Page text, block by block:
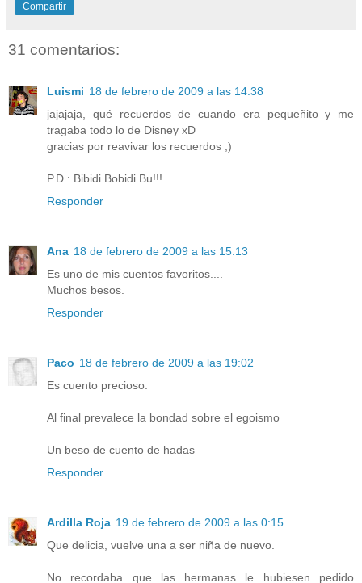
Compartir
31 comentarios:
Luismi 18 de febrero de 2009 a las 14:38
jajajaja, qué recuerdos de cuando era pequeñito y me
tragaba todo lo de Disney xD
gracias por reavivar los recuerdos ;)
P.D.: Bibidi Bobidi Bu!!!
Responder
Ana 18 de febrero de 2009 a las 15:13
Es uno de mis cuentos favoritos....
Muchos besos.
Responder
Paco 18 de febrero de 2009 a las 19:02
Es cuento precioso.
Al final prevalece la bondad sobre el egoismo
Un beso de cuento de hadas
Responder
Ardilla Roja 19 de febrero de 2009 a las 0:15
Que delicia, vuelve una a ser niña de nuevo.
No recordaba que las hermanas le hubiesen pedido